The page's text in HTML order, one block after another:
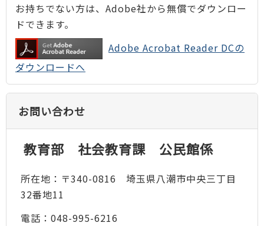
お持ちでない方は、Adobe社から無償でダウンロー
ドできます。
Adobe Acrobat Reader DCの
ダウンロードへ
お問い合わせ
教育部 社会教育課 公民館係
所在地：〒340-0816 埼玉県八潮市中央三丁目
32番地11
電話：048-995-6216